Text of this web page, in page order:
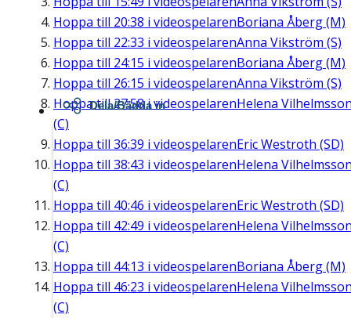
Hoppa till 20:38 i videospelarenBoriana Åberg (M)
Hoppa till 22:33 i videospelarenAnna Vikström (S)
Hoppa till 24:15 i videospelarenBoriana Åberg (M)
Hoppa till 26:15 i videospelarenAnna Vikström (S)
Hoppa till27:58i videospelarenHelena
(C)
Hoppa till 36:39 i videospelarenEric Westroth (SD)
Hoppa till 38:43 i videospelarenHelena
(C)
Hoppa till 40:46 i videospelarenEric Westroth (SD)
Hoppa till 42:49 i videospelarenHelena
(C)
Hoppa till 44:13 i videospelarenBoriana Åberg (M)
Hoppa till 46:23 i videospelarenHelena
(C)
Dela/Bädda in